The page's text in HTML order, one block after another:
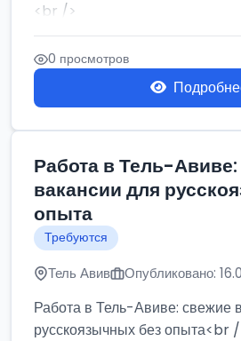
<br />
Работа в Нетании на
требу...
0 просмотров
Работа в Тель-
вакансии для
опыта
Требуются
Тель Авив Опубликовано:
Работа в Тель-Авиве: свежие
русскоязычных без опыта<br